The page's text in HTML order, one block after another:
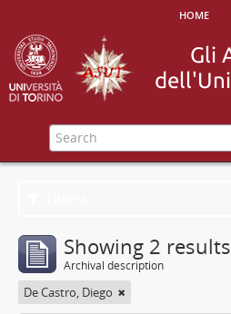
home
Showing 2 results
Archival description
De Castro, Diego